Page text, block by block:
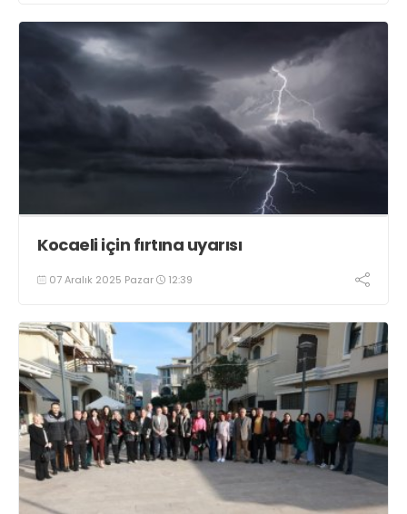
Kocaeli için fırtına uyarısı
07 Aralık 2025 Pazar 12:39